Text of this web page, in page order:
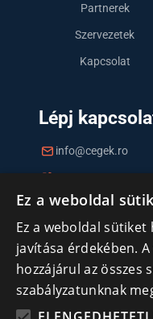
Partnerek
Szervezetek
Kapcsolat
Lépj
info@cegek.ro
+40 740 856 970
Iratkozz fel
Ez a weboldal
Ez a weboldal
javítása érdekében.
hozzájárul az összes
szabályzatunknak